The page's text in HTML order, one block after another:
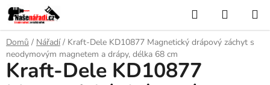
Přejít
na
obsah
Hledat
KOŠÍK
Domů / Nářadí / Kraft-Dele KD10877 Magnetický drápový záchyt s
neodymovým magnetem a drápy, délka 68 cm
Kraft-Dele KD10877